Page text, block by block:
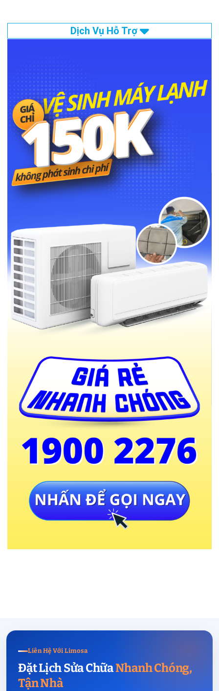
Dịch Vụ Hỗ Trợ
Liên Hệ Với Limosa
Đặt Lịch Sửa ChữaNhanh Chóng,
Tận Nhà